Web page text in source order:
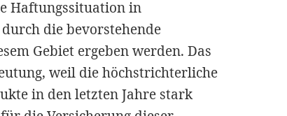
Haftungssituation in
die bevorstehende
Gebiet ergeben werden. Das
weil die höchstrichterliche
in den letzten Jahre stark